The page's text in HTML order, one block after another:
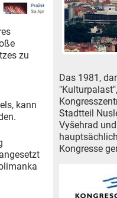
zu
kann
Das 1981,
Stadtteil
Vyšehrad
Kongresse